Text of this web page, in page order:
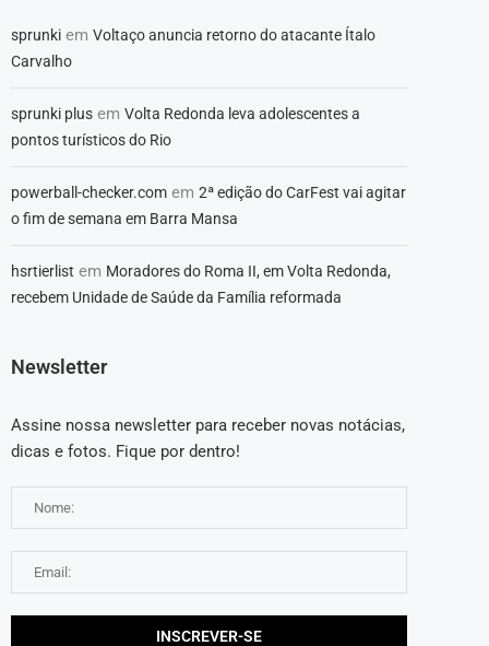
sprunki em Voltaço anuncia retorno do atacante Ítalo
Carvalho
sprunki plus em Volta Redonda leva adolescentes a
pontos turísticos do Rio
powerball-checker.com em 2ª edição do CarFest vai agitar
o fim de semana em Barra Mansa
hsrtierlist em Moradores do Roma II, em Volta Redonda,
recebem Unidade de Saúde da Família reformada
Newsletter
Assine nossa newsletter para receber novas notácias,
dicas e fotos. Fique por dentro!